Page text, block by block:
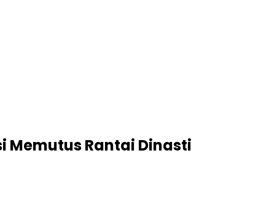
Memutus Rantai Dinasti